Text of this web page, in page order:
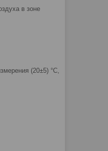
в зоне
(20±5) °С,